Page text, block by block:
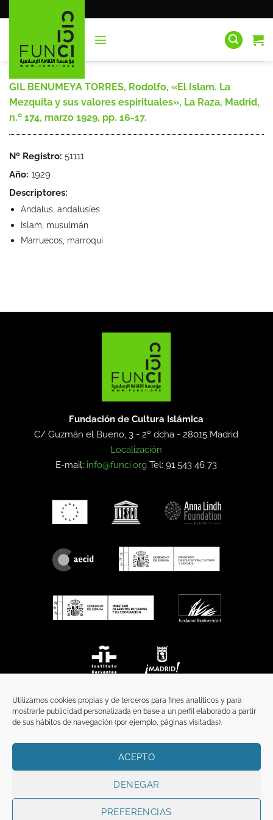
Utilizamos cookies propias y de terceros para fines analíticos y para
mostrarle publicidad personalizada en base a un perfil elaborado a partir
de sus hábitos de navegación (por ejemplo, páginas visitadas).
ACEPTO
DENEGAR
PREFERENCIAS
al
GIL BENUMEYA TORRES, Rodolfo, «El Islam. La
Mezquita y sus valores espirituales», La Raza, Madrid,
n.º 174, marzo 1929, pp. 16-17.
Nº Registro: 51111
Año: 1929
Descriptores:
Andalus, andalusíes
Islam, musulmán
Marruecos, marroquí
Fundación de Cultura Islámica
C/ Guzmán el Bueno, 3 - 2º dcha -28015 Madrid
Localización
E-mail: info@funci.org Tel: 91 543 46 73
TÉRMINOS Y CONDICIONES
Copyright 2026 ©FunciFUNCI es titular de los derechos de propiedad
intelectual e industrial de este sitio web, y es también titular o tiene la